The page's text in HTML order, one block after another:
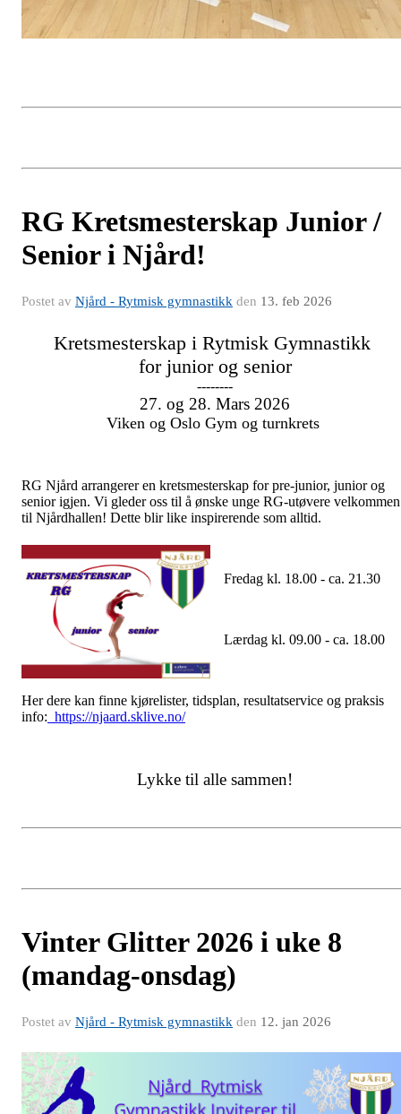
RG Kretsmesterskap Junior /
Senior i Njård!
Postet av Njård - Rytmisk gymnastikk den 13. feb 2026
Kretsmesterskap i Rytmisk Gymnastikk
for junior og senior
--------
27. og 28. Mars 2026
Viken og Oslo Gym og turnkrets
RG Njård arrangerer en kretsmesterskap forpre-junior, junior og
seniorigjen. Vi gleder oss til å ønske unge RG-utøvere velkommen
til Njårdhallen! Dette blir like inspirerende som alltid.
Fredag kl. 18.00 - ca. 21.30
Lærdag kl. 09.00 - ca. 18.00
Her dere kan finne kjørelister, tidsplan, resultatservice og praksis
info: https://njaard.sklive.no/
Lykke til alle sammen!
Vinter Glitter 2026 i uke 8
(mandag-onsdag)
Postet av Njård - Rytmisk gymnastikk den 12. jan 2026